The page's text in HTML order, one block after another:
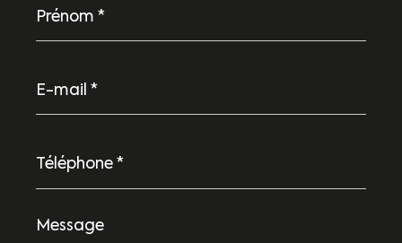
*
mail
*
Message
*